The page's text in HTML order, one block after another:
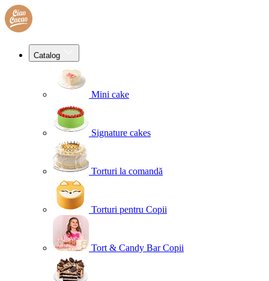
Catalog
Mini cake
Signature cakes
Torturi la comandă
Torturi pentru Copii
Tort & Candy Bar Copii